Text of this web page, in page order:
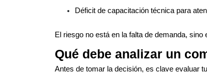
Déficit de capacitación técnica para
El riesgo no está en la falta de demanda, sino
Qué debe analizar un
Antes de tomar la decisión, es clave evaluar